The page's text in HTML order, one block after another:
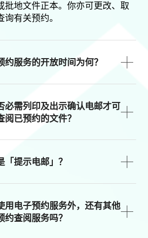
批地文件正本。你亦可更改、取
询有关预约。
约服务的开放时间为何？
必需列印及出示确认电邮才可
阅已预约的文件？
「提示电邮」？
用电子预约服务外，还有其他
约查阅服务吗？